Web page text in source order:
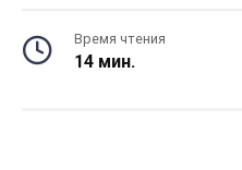
Время чтения
14 мин.